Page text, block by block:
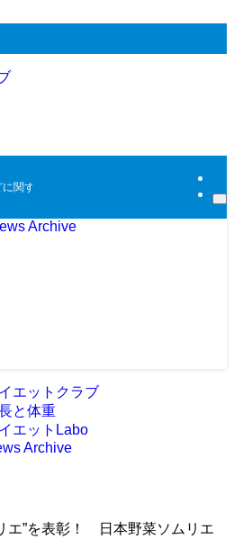
関する過去のニュースをアーカイブとして
Archive
エットクラブ
と体重
エットLabo
Archive
エ”を表彰！ 日本野菜ソムリエ